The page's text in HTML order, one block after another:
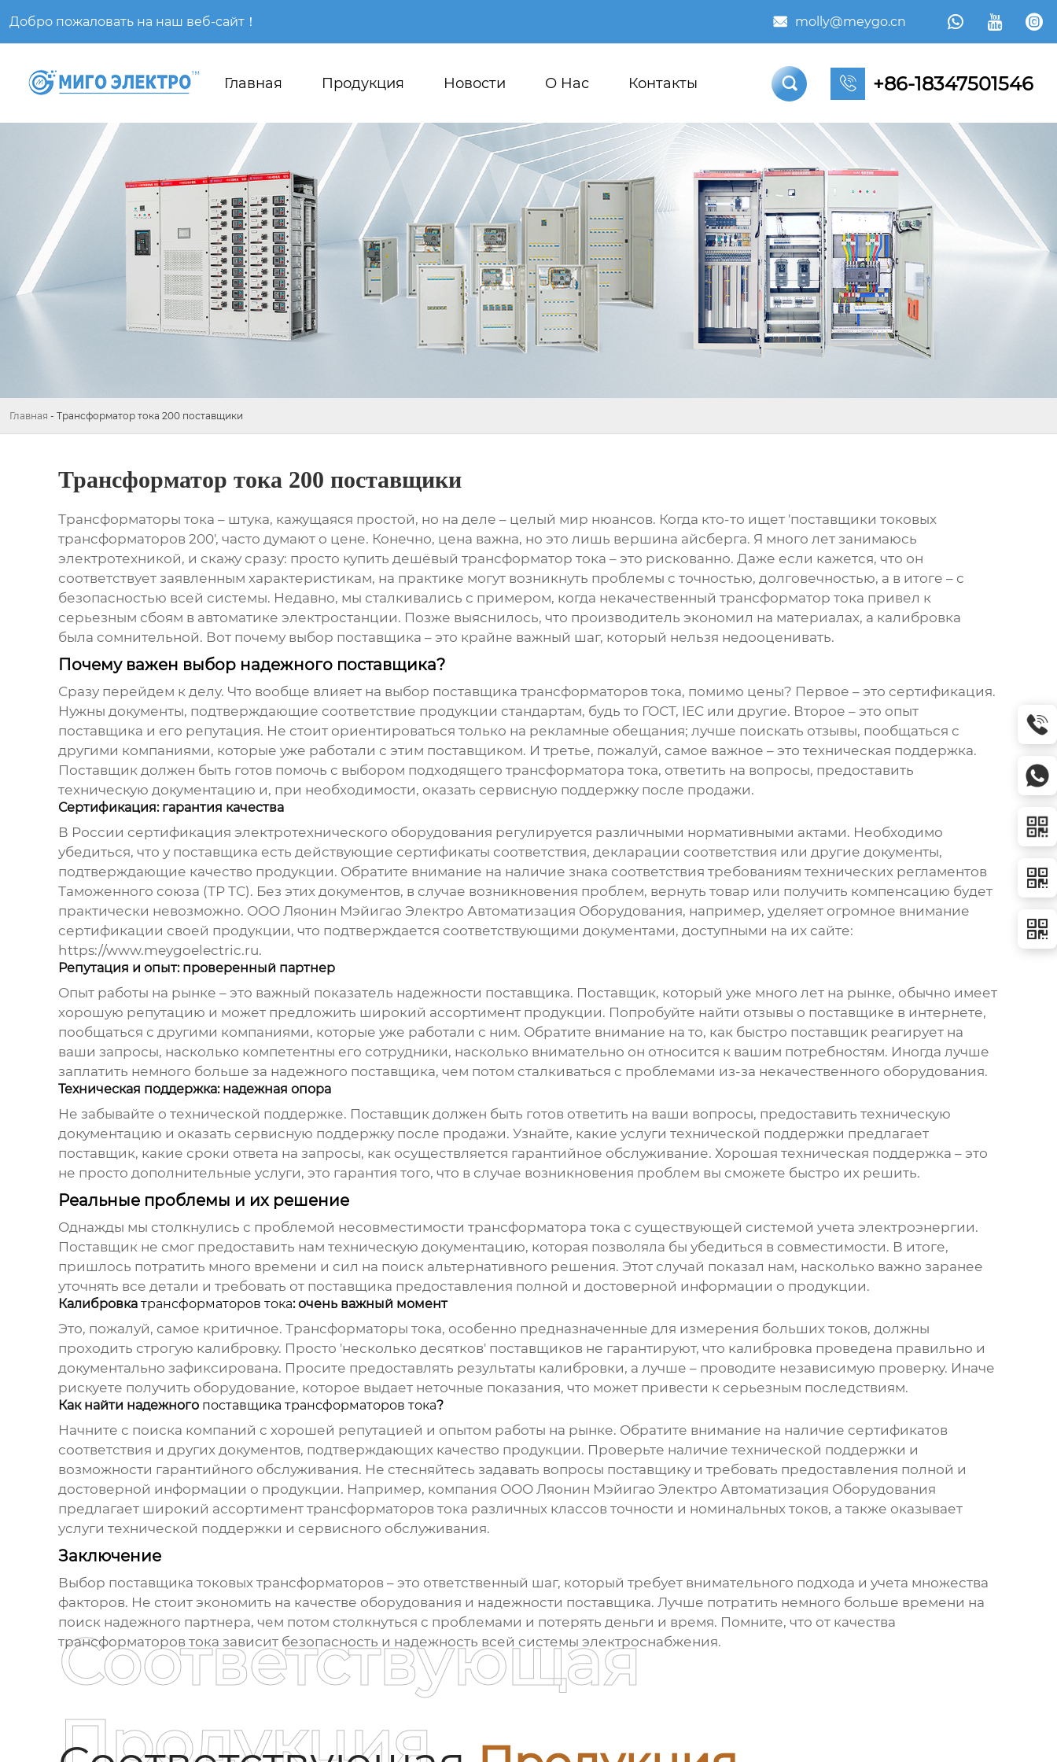
Добро пожаловать на наш веб-сайт！  molly@meygo.cn   
Главная Продукция Новости О Hас Контакты   +86-18347501546
Главная - Трансформатор тока 200 поставщики
Трансформатор тока 200 поставщики
Трансформаторы тока – штука, кажущаяся простой, но на деле – целый мир нюансов. Когда кто-то ищет 'поставщики токовых
трансформаторов 200', часто думают о цене. Конечно, цена важна, но это лишь вершина айсберга. Я много лет занимаюсь
электротехникой, и скажу сразу: просто купить дешёвый трансформатор тока – это рискованно. Даже если кажется, что он
соответствует заявленным характеристикам, на практике могут возникнуть проблемы с точностью, долговечностью, а в итоге – с
безопасностью всей системы. Недавно, мы сталкивались с примером, когда некачественный трансформатор тока привел к
серьезным сбоям в автоматике электростанции. Позже выяснилось, что производитель экономил на материалах, а калибровка
была сомнительной. Вот почему выбор поставщика – это крайне важный шаг, который нельзя недооценивать.
Почему важен выбор надежного поставщика?
Сразу перейдем к делу. Что вообще влияет на выбор поставщика трансформаторов тока, помимо цены? Первое – это сертификация.
Нужны документы, подтверждающие соответствие продукции стандартам, будь то ГОСТ, IEC или другие. Второе – это опыт
поставщика и его репутация. Не стоит ориентироваться только на рекламные обещания; лучше поискать отзывы, пообщаться с
другими компаниями, которые уже работали с этим поставщиком. И третье, пожалуй, самое важное – это техническая поддержка.
Поставщик должен быть готов помочь с выбором подходящего трансформатора тока, ответить на вопросы, предоставить
техническую документацию и, при необходимости, оказать сервисную поддержку после продажи.
Сертификация: гарантия качества
В России сертификация электротехнического оборудования регулируется различными нормативными актами. Необходимо
убедиться, что у поставщика есть действующие сертификаты соответствия, декларации соответствия или другие документы,
подтверждающие качество продукции. Обратите внимание на наличие знака соответствия требованиям технических регламентов
Таможенного союза (ТР ТС). Без этих документов, в случае возникновения проблем, вернуть товар или получить компенсацию будет
практически невозможно. ООО Ляонин Мэйигао Электро Автоматизация Оборудования, например, уделяет огромное внимание
сертификации своей продукции, что подтверждается соответствующими документами, доступными на их сайте:
https://www.meygoelectric.ru.
Репутация и опыт: проверенный партнер
Опыт работы на рынке – это важный показатель надежности поставщика. Поставщик, который уже много лет на рынке, обычно имеет
хорошую репутацию и может предложить широкий ассортимент продукции. Попробуйте найти отзывы о поставщике в интернете,
пообщаться с другими компаниями, которые уже работали с ним. Обратите внимание на то, как быстро поставщик реагирует на
ваши запросы, насколько компетентны его сотрудники, насколько внимательно он относится к вашим потребностям. Иногда лучше
заплатить немного больше за надежного поставщика, чем потом сталкиваться с проблемами из-за некачественного оборудования.
Техническая поддержка: надежная опора
Не забывайте о технической поддержке. Поставщик должен быть готов ответить на ваши вопросы, предоставить техническую
документацию и оказать сервисную поддержку после продажи. Узнайте, какие услуги технической поддержки предлагает
поставщик, какие сроки ответа на запросы, как осуществляется гарантийное обслуживание. Хорошая техническая поддержка – это
не просто дополнительные услуги, это гарантия того, что в случае возникновения проблем вы сможете быстро их решить.
Реальные проблемы и их решение
Однажды мы столкнулись с проблемой несовместимости трансформатора тока с существующей системой учета электроэнергии.
Поставщик не смог предоставить нам техническую документацию, которая позволяла бы убедиться в совместимости. В итоге,
пришлось потратить много времени и сил на поиск альтернативного решения. Этот случай показал нам, насколько важно заранее
уточнять все детали и требовать от поставщика предоставления полной и достоверной информации о продукции.
Калибровка трансформаторов тока: очень важный момент
Это, пожалуй, самое критичное. Трансформаторы тока, особенно предназначенные для измерения больших токов, должны
проходить строгую калибровку. Просто 'несколько десятков' поставщиков не гарантируют, что калибровка проведена правильно и
документально зафиксирована. Просите предоставлять результаты калибровки, а лучше – проводите независимую проверку. Иначе
рискуете получить оборудование, которое выдает неточные показания, что может привести к серьезным последствиям.
Как найти надежного поставщика трансформаторов тока?
Начните с поиска компаний с хорошей репутацией и опытом работы на рынке. Обратите внимание на наличие сертификатов
соответствия и других документов, подтверждающих качество продукции. Проверьте наличие технической поддержки и
возможности гарантийного обслуживания. Не стесняйтесь задавать вопросы поставщику и требовать предоставления полной и
достоверной информации о продукции. Например, компания ООО Ляонин Мэйигао Электро Автоматизация Оборудования
предлагает широкий ассортимент трансформаторов тока различных классов точности и номинальных токов, а также оказывает
услуги технической поддержки и сервисного обслуживания.
Заключение
Выбор поставщика токовых трансформаторов– это ответственный шаг, который требует внимательного подхода и учета множества
факторов. Не стоит экономить на качестве оборудования и надежности поставщика. Лучше потратить немного больше времени на
поиск надежного партнера, чем потом столкнуться с проблемами и потерять деньги и время. Помните, что от качества
трансформаторов тока зависит безопасность и надежность всей системы электроснабжения.
Соответствующая
Продукция